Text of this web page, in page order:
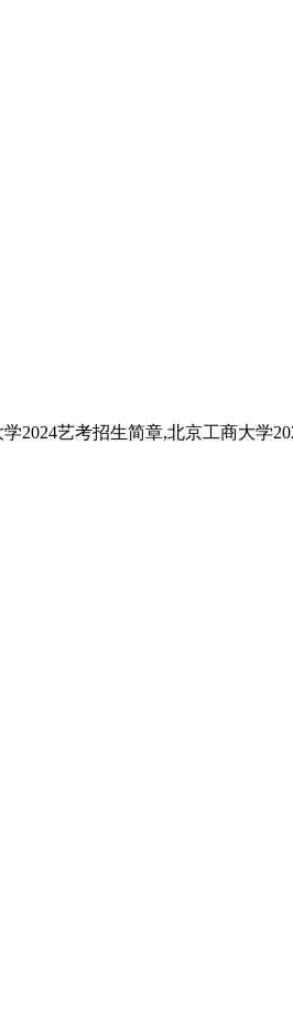
2024艺考招生简章,北京工商大学